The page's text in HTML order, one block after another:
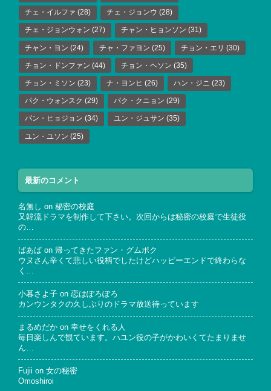
チェ・イルファ (28) チェ・ジョンウ (28)
チェ・ジョンウォン (27) チャン・ヒョンソン (31)
チャン・ヨン (24) チャ・ファヨン (25) チョン・エリ (30)
チョン・ドンファン (44) チョン・ヘソン (35)
チョン・ミソン (23) ナ・ヨンヒ (26) ハン・ジニ (23)
パク・ウォンスク (29) パク・クニョン (29)
パン・ヒョジョン (34) ユン・ジュサン (35)
ユン・ユソン (25)
最新のコメント
名無し on 秘密の校庭
又韓流ドラマを制作して下さい。次回からは秘密の校庭で生徒役
の…
ばあば on 帰ってきたファン・グムボク
ウヌさん辛くて悲しい役柄でしたけどハッピーエンドで終わらな
く…
小暮さよ子 on 恋はぽろぽろ
カンウンタクの久しぶりのドラマ放送待っています
まるめだか on 幸せをくれる人
毎日楽しんで観ています。ハユン役の子がかわいくてたまりませ
ん…
Fujii on 女の秘密
Omoshiroi